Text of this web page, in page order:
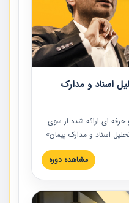
اسناد و مدارک
حرفه‏ ای ارائه شده از سوی
اسناد و مدارک پیمان»
شد. در این آموزش
اولویت بندی اسناد
این خصوص ارائه شده است.
مشاهده دوره